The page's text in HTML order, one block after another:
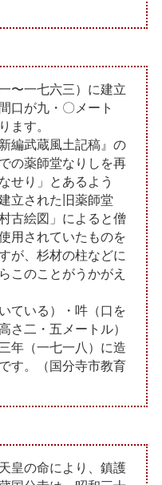
〜一七六三）に建立
口が九・〇メート
ます。
編武蔵風土記稿』の
の薬師堂なりしを再
せり」とあるよう
立された旧薬師堂
古絵図」によると僧
用されていたものを
が、杉材の柱などに
このことがうかがえ
ている）・吽（口を
さ二・五メートル）
年（一七一八）に造
す。（国分寺市教育
皇の命により、鎮護